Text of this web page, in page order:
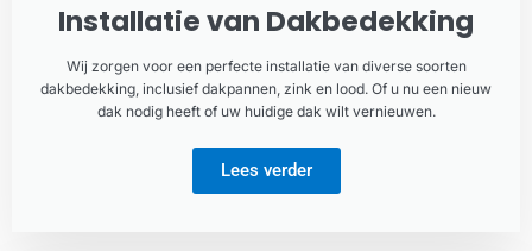
Installatie van Dakbedekking
Wij zorgen voor een perfecte installatie van diverse soorten
dakbedekking, inclusief dakpannen, zink en lood. Of u nu een nieuw
dak nodig heeft of uw huidige dak wilt vernieuwen.
Lees verder